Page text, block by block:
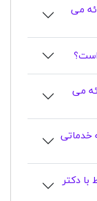
می
است؟
می
خدماتی
با دکتر